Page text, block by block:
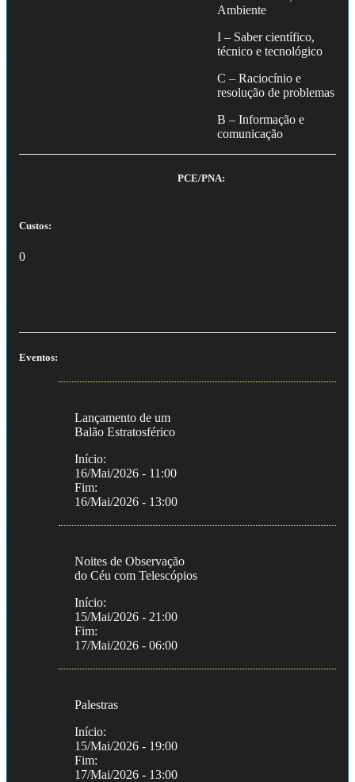
Ambiente
I – Saber científico,
técnico e tecnológico
C – Raciocínio e
resolução de problemas
B – Informação e
comunicação
Custos:
0
PCE/PNA:
Eventos:
Lançamento de um
Balão Estratosférico
Início:
16/Mai/2026 - 11:00
Fim:
16/Mai/2026 - 13:00
Noites de Observação
do Céu com Telescópios
Início:
15/Mai/2026 - 21:00
Fim:
17/Mai/2026 - 06:00
Palestras
Início:
15/Mai/2026 - 19:00
Fim:
17/Mai/2026 - 13:00